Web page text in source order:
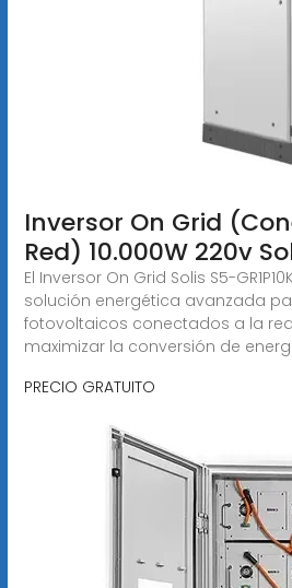
Inversor On Grid
Red) 10.000W 220v
El Inversor On Grid Solis S5-
solución energética avanzada
fotovoltaicos conectados a la
maximizar la conversión de
PRECIO GRATUITO